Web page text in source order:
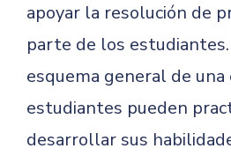
apoyar la resolución de
parte de los
esquema general de una
estudiantes pueden
desarrollar sus